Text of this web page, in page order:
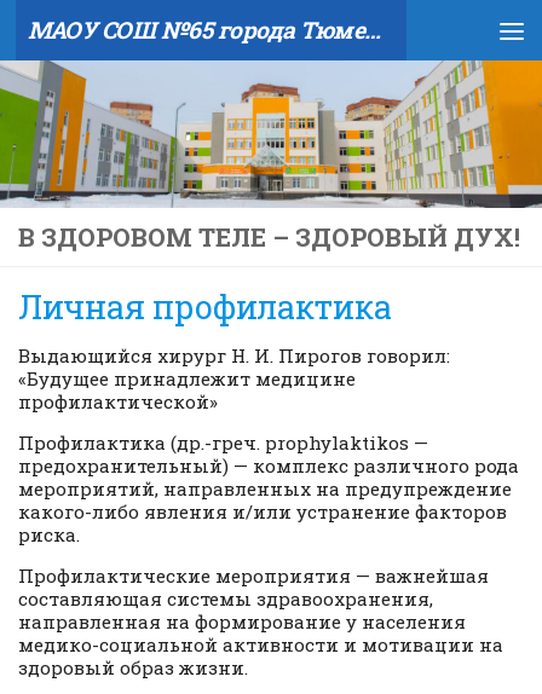
Skip to content МАОУ СОШ №65 города Тюмени
В ЗДОРОВОМ ТЕЛЕ – ЗДОРОВЫЙ ДУХ!
Личная профилактика
Выдающийся хирург Н. И. Пирогов говорил:
«Будущее принадлежит медицине
профилактической»
Профилактика (др.-греч. prophylaktikos —
предохранительный) — комплекс различного рода
мероприятий, направленных на предупреждение
какого-либо явления и/или устранение факторов
риска.
Профилактические мероприятия — важнейшая
составляющая системы здравоохранения,
направленная на формирование у населения
медико-социальной активности и мотивации на
здоровый образ жизни.